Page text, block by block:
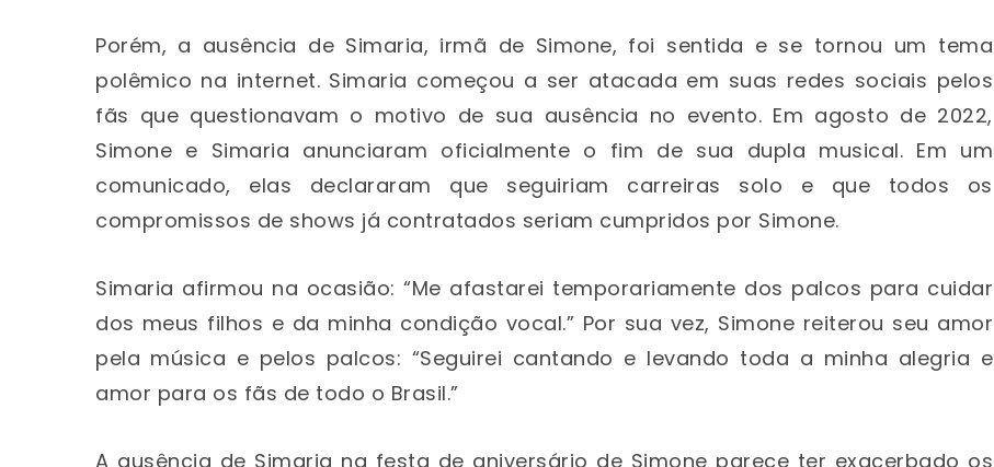
Porém, a ausência de Simaria, irmã de Simone, foi sentida e se tornou um tema
polêmico na internet. Simaria começou a ser atacada em suas redes sociais pelos
fãs que questionavam o motivo de sua ausência no evento. Em agosto de 2022,
Simone e Simaria anunciaram oficialmente o fim de sua dupla musical. Em um
comunicado, elas declararam que seguiriam carreiras solo e que todos os
compromissos de shows já contratados seriam cumpridos por Simone.
Simaria afirmou na ocasião: “Me afastarei temporariamente dos palcos para cuidar
dos meus filhos e da minha condição vocal.” Por sua vez, Simone reiterou seu amor
pela música e pelos palcos: “Seguirei cantando e levando toda a minha alegria e
amor para os fãs de todo o Brasil.”
A ausência de Simaria na festa de aniversário de Simone parece ter exacerbado os